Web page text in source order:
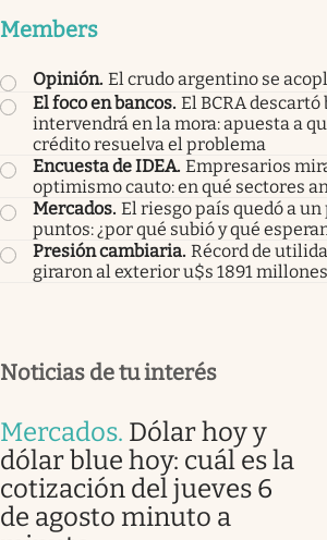
Members
Opinión. El crudo argentino se
El foco en bancos. El BCRA
intervendrá en la mora: apuesta a
crédito resuelva el problema
Encuesta de IDEA. Empresarios
optimismo cauto: en qué sectores
Mercados. El riesgo país quedó a un
puntos: ¿por qué subió y qué
Presión cambiaria. Récord de
giraron al exterior u$s 1891 millones
Noticias de tu interés
Mercados. Dólar hoy y
dólar blue hoy: cuál es la
cotización del jueves 6
de agosto minuto a